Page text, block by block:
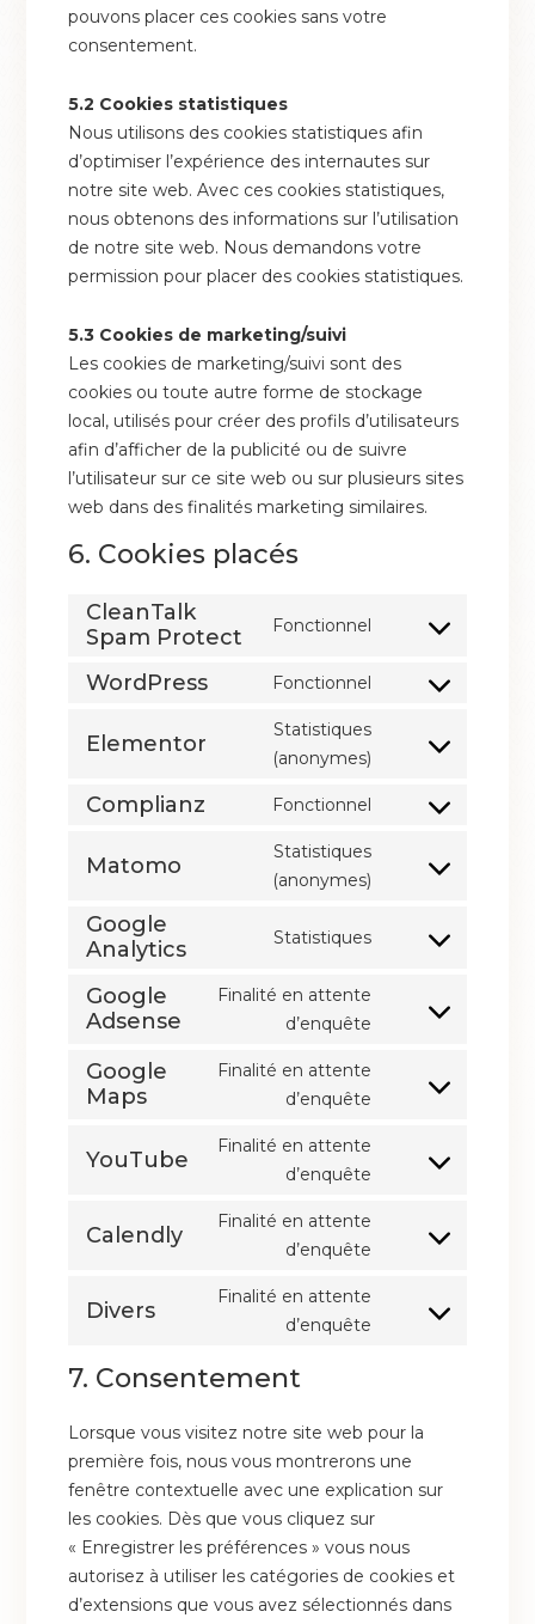
pouvons placer ces cookies sans votre
consentement.
5.2 Cookies statistiques
Nous utilisons des cookies statistiques afin
d’optimiser l’expérience des internautes sur
notre site web. Avec ces cookies statistiques,
nous obtenons des informations sur l’utilisation
de notre site web. Nous demandons votre
permission pour placer des cookies statistiques.
5.3 Cookies de marketing/suivi
Les cookies de marketing/suivi sont des
cookies ou toute autre forme de stockage
local, utilisés pour créer des profils d’utilisateurs
afin d’afficher de la publicité ou de suivre
l’utilisateur sur ce site web ou sur plusieurs sites
web dans des finalités marketing similaires.
6. Cookies placés
CleanTalk
Spam Protect
Fonctionnel
WordPress Fonctionnel
Elementor
Statistiques
(anonymes)
Complianz Fonctionnel
Matomo
Statistiques
(anonymes)
Google
Analytics
Statistiques
Google
Adsense
Finalité en attente
d’enquête
Google
Maps
Finalité en attente
d’enquête
YouTube
Finalité en attente
d’enquête
Calendly
Finalité en attente
d’enquête
Divers
Finalité en attente
d’enquête
7. Consentement
Lorsque vous visitez notre site web pour la
première fois, nous vous montrerons une
fenêtre contextuelle avec une explication sur
les cookies. Dès que vous cliquez sur
« Enregistrer les préférences » vous nous
autorisez à utiliser les catégories de cookies et
d’extensions que vous avez sélectionnés dans